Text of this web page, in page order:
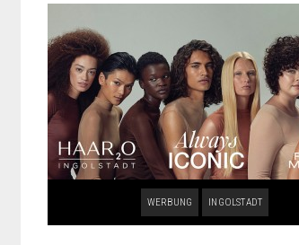
WERBUNG INGOLSTADT